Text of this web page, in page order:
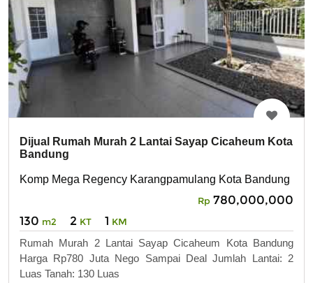
Dijual Rumah Murah 2 Lantai Sayap Cicaheum Kota
Bandung
Komp Mega Regency Karangpamulang Kota Bandung
Rp 780,000,000
130 m2 2 KT 1 KM
Rumah Murah 2 Lantai Sayap Cicaheum Kota Bandung
Harga Rp780 Juta Nego Sampai Deal Jumlah Lantai: 2
Luas Tanah: 130 Luas